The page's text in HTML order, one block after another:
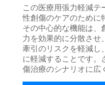
この医療用張力軽減
性創傷のケアのために
その中心的な機能は、
力を効果的に分散させ
牽引のリスクを軽減し
に軽減することです。
傷治療のシナリオに広